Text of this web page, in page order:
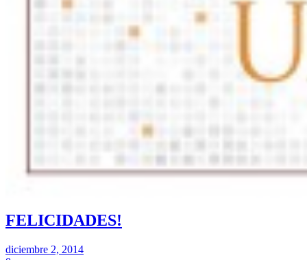
FELICIDADES!
diciembre 2, 2014